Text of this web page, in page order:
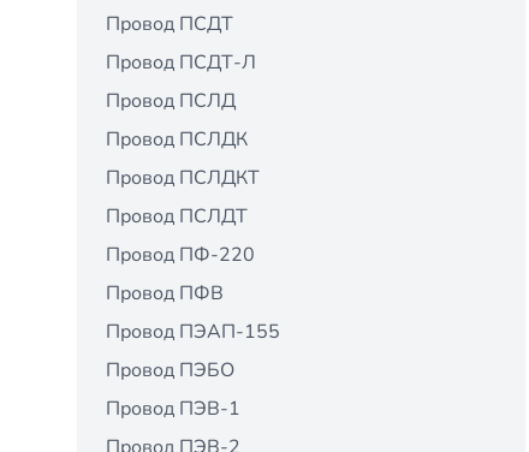
Провод ПСДТ
Провод ПСДТ-Л
Провод ПСЛД
Провод ПСЛДК
Провод ПСЛДКТ
Провод ПСЛДТ
Провод ПФ-220
Провод ПФВ
Провод ПЭАП-155
Провод ПЭБО
Провод ПЭВ-1